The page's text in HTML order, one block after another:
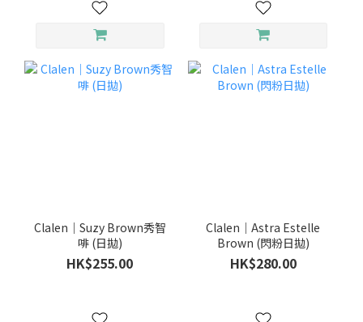
Clalen｜Suzy Brown秀智
啡 (日拋)
HK$255.00
Clalen｜Astra Estelle
Brown (閃粉日拋)
HK$280.00